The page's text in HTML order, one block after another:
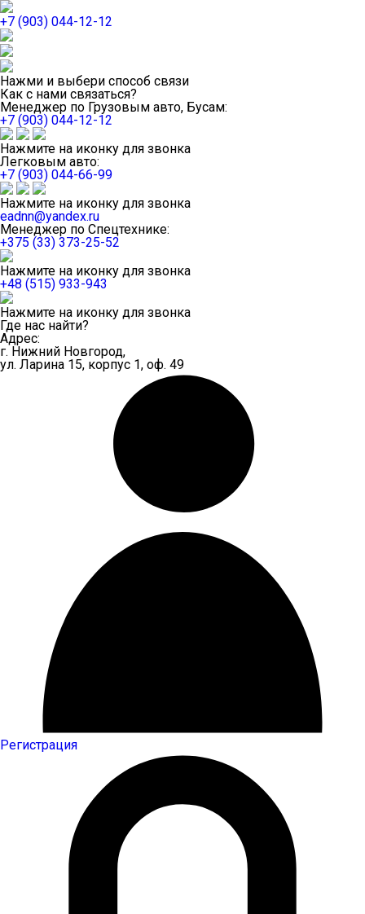
+7 (903) 044-12-12
Нажми и выбери способ связи
Как с нами связаться?
Менеджер по Грузовым авто, Бусам:
+7 (903) 044-12-12
Нажмите на иконку для звонка
Легковым авто:
+7 (903) 044-66-99
Нажмите на иконку для звонка
eadnn@yandex.ru
Менеджер по Спецтехнике:
+375 (33) 373-25-52
Нажмите на иконку для звонка
+48 (515) 933-943
Нажмите на иконку для звонка
Где нас найти?
Адрес:
г. Нижний Новгород,
ул. Ларина 15, корпус 1, оф. 49
Регистрация